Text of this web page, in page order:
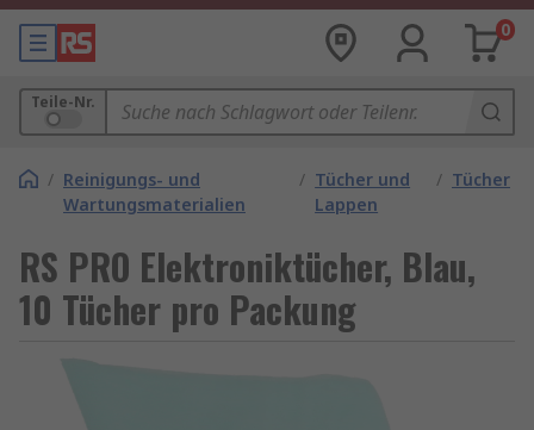
0
Teile-Nr.
/ Reinigungs- und
Wartungsmaterialien
/ Tücher und
Lappen
/ Tücher
RS PRO Elektroniktücher, Blau,
10 Tücher pro Packung